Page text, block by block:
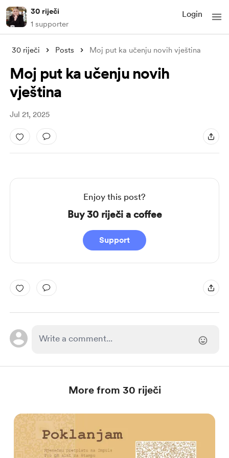
30 riječi
1 supporter
Login
30 riječi Posts Moj put ka učenju novih vještina
Moj put ka učenju novih
vještina
Jul 21, 2025
Enjoy this post?
Buy 30 riječi a coffee
Support
More from 30 riječi